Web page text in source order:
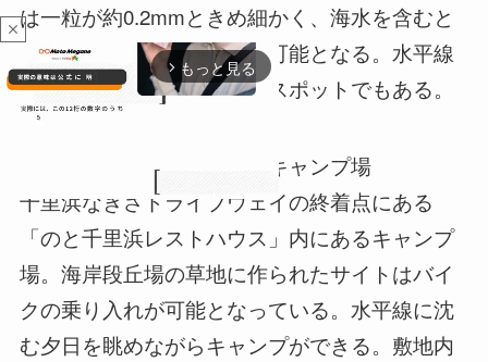
は一粒が約0.2mmときめ細かく、海水を含むと
固く引き締まるので走行が可能となる。水平線
に沈む夕日が見られる絶景スポットでもある。
◆のと千里浜レストハウスキャンプ場
千里浜なぎさドライブウェイの終着点にある
「のと千里浜レストハウス」内にあるキャンプ
場。海岸段丘場の草地に作られたサイトはバイ
クの乗り入れが可能となっている。水平線に沈
む夕日を眺めながらキャンプができる。敷地内
close
arrow_forward_ios もっと見る
u
t
e